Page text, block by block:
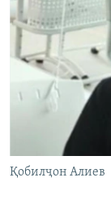
Қобилҷон Алиев